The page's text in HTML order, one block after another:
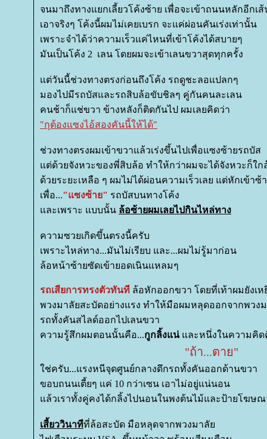
จนมาถึงทางแยกเลี้ยวโค้งซ้าย เพื่อจะเข้าถนนหลักอีกเ
เอาจริงๆ โค้งนี้ผมไม่เคยเบรก จะแค่ผ่อนคันเร่งเท่านั้น
เพราะจำได้ว่าความเร็วแค่ไหนที่เข้าโค้งได้สบายๆ
มันเป็นโค้ง 2 เลน โดยผมจะเข้าเลนขวาสุดทุกครั้ง
ต่วันนี้ช่วงทางตรงก่อนถึงโค้ง รถดูชะลอแปลกๆ
มองไปมีรถบัสและรถสิบล้อขับชิลๆ คู่กันคนละเลน
คนช้าก็แช่ขวา ข้างหลังก็ติดกันไป ผมเลยคิดว่า
"กุต้องแซงไอ้สองคันนี้ให้ได้"
ช่วงทางตรงผมเข้าขวาแล้วเร่งขึ้นไปเพื่อแซงซ้ายรถบัส
ต่ด้วยจังหวะของพี่สิบล้อ ทำให้กว่าผมจะได้จังหวะก็ใก
ด้วยระยะเหลือ ๆ ผมไม่ได้ผ่อนความเร็วเลย แต่หักเข้าซ้
เพื่อ..."แซงซ้าย" รถบัสบนทางโค้ง
ละเพราะ แบบนั้น ล้อซ้ายผมเลยไปกินไหล่ทาง
ความซวยเกิดขึ้นตรงนี้ครับ
เพราะไหล่ทาง...มันไม่เรียบ และ...ผมไม่รู้มาก่อน
ล้อหน้าซ้ายซัดเข้ายอดเนินแหลมๆ
รถเสียการทรงตัวทันที ล้อหักออกขวา โดยที่เท้าผมยังเห
พวงมาลัยสะบัดอย่างแรง ทำให้มือผมหลุดออกจากพวง
รถทั้งคันสไลด์ออกไปเลนขวา
ความรู้สึกผมตอนนั้นคือ...กูกลิ้งแน่ ละหนึ่งในความคิด
"ถ้า...ตาย"
ช่ครับ...แรงหนีจุดศูนย์กลางดึกรถทั้งคันออกด้านขวา
ขอบถนนเตี้ยๆ แค่ 10 กว่าเซน เอาไม่อยู่แน่นอน
ล้วเราทั้งคู่คงได้กลิ้งไปนอนในพงต้นไม้และป้ายโฆษณ
เสี้ยววินาทีที่ล้อสะบัด มือหลุดจากพวงมาลั